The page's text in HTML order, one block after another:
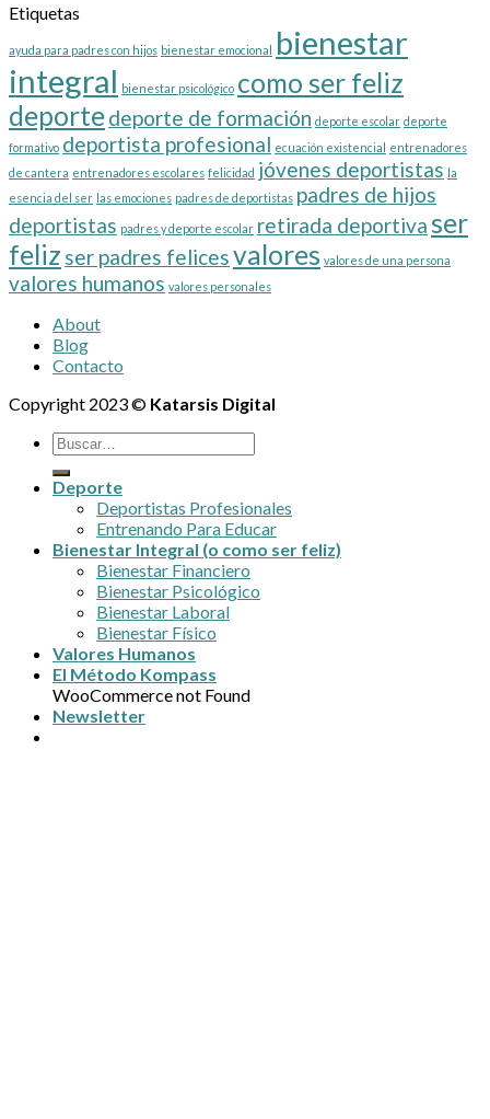
Valores
Clave
para
Alcanzar
la
Felicidad
y
el
Bienestar
Etiquetas
ayuda para padres con hijos bienestar emocional bienestar
integral bienestar psicológico como ser feliz
deportedeporte de formación deporte escolar deporte
formativo deportista profesional ecuación existencial entrenadores
de cantera entrenadores escolares felicidad jóvenes deportistas la
esencia del ser las emociones padres de deportistas padres de hijos
deportistas padres y deporte escolar retirada deportiva ser
feliz ser padres felicesvalores valores de una persona
valores humanos valores personales
About
Blog
Contacto
Copyright 2023 © Katarsis Digital
Deporte
Deportistas Profesionales
Entrenando Para Educar
Bienestar Integral (o como ser feliz)
Bienestar Financiero
Bienestar Psicológico
Bienestar Laboral
Bienestar Físico
Valores Humanos
El Método Kompass
WooCommerce not Found
Newsletter